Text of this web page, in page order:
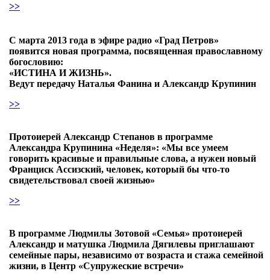
>>
С марта 2013 года в эфире радио «Град Петров»
появится новая программа, посвященная православному
богословию:
«ИСТИНА И ЖИЗНЬ».
Ведут передачу Наталья Фанина и Александр Крупинин
>>
Протоиерей Александр Степанов в программе
Александра Крупинина «Неделя»: «Мы все умеем
говорить красивые и правильные слова, а нужен новый
Франциск Ассизский, человек, который бы что-то
свидетельствовал своей жизнью»
>>
В программе Людмилы Зотовой «Семья» протоиерей
Александр и матушка Людмила Дягилевы приглашают
семейные пары, независимо от возраста и стажа семейной
жизни, в Центр «Супружеские встречи»